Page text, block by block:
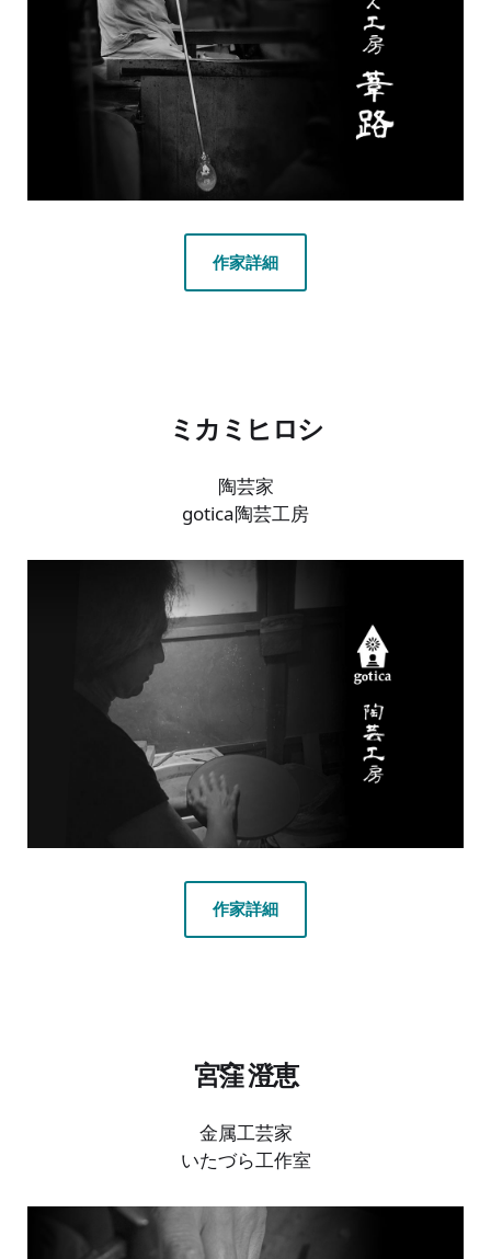
作家詳細
ミカミヒロシ
陶芸家
gotica陶芸工房
作家詳細
宮窪 澄恵
金属工芸家
いたづら工作室